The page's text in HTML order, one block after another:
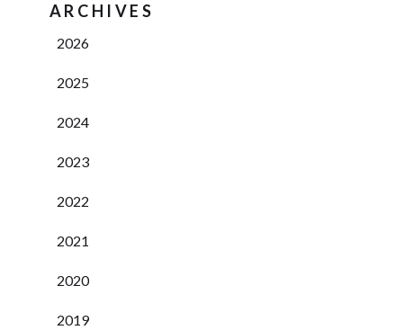
ARCHIVES
2026
2025
2024
2023
2022
2021
2020
2019